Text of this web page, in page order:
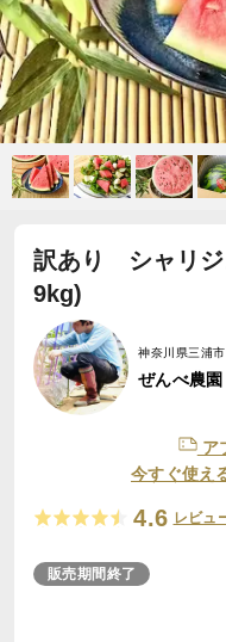
訳あり シャリジ
9kg)
神奈川県三浦市
ぜんべ農園
ア
今すぐ使え
4.6 レビュ
販売期間終了